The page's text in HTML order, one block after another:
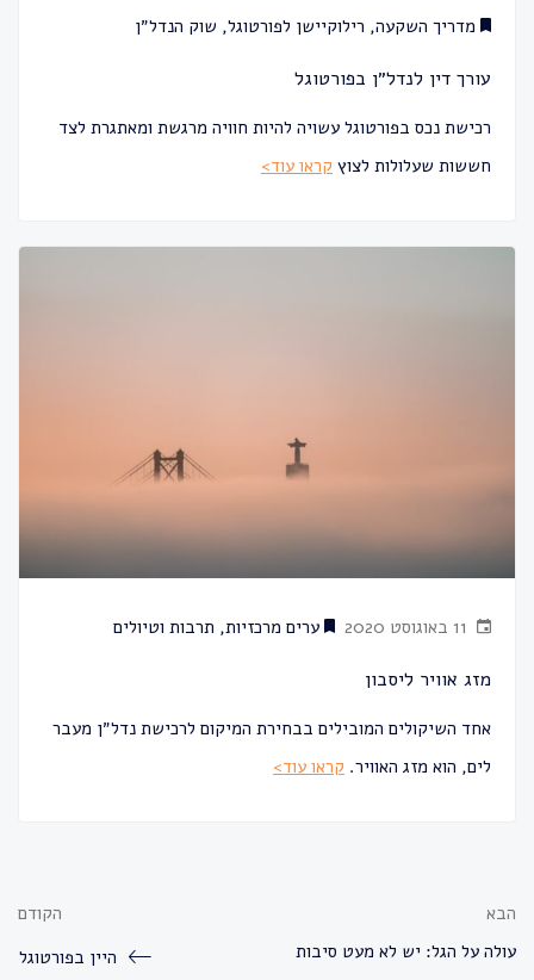
מדריך השקעה, רילוקיישן לפורטוגל, שוק הנדל״ן
עורך דין לנדל״ן בפורטוגל
רכישת נכס בפורטוגל עשויה להיות חוויה מרגשת ומאתגרת לצד
חששות שעלולות לצוץ קראו עוד>
ערים מרכזיות, תרבות וטיולים
מזג אוויר ליסבון
אחד השיקולים המובילים בבחירת המיקום לרכישת נדל״ן מעבר
לים, הוא מזג האוויר. קראו עוד>
הקודם
היין בפורטוגל
הבא
עולה על הגל: יש לא מעט סיבות